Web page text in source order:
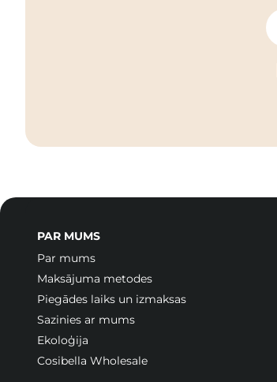
PAR MUMS
Par mums
Maksājuma metodes
Piegādes laiks un izmaksas
Sazinies ar mums
Ekoloģija
Cosibella Wholesale